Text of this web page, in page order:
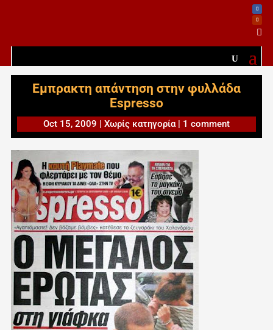

Εμπρακτη απάντηση στην φυλλάδα
Espresso
Oct 15, 2009 | Χωρίς κατηγορία| 1 comment